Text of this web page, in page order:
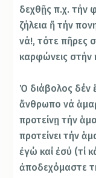
δεχθῇς π.χ. τήν
ζήλεια ἤ τήν
νά!, τότε πῆρες
καρφώνεις στήν
Ὁ διάβολος δέν
ἄνθρωπο νά
προτείνῃ τήν
προτείνει τήν
ἐγώ καί ἐσύ (τί
ἀποδεχόμαστε